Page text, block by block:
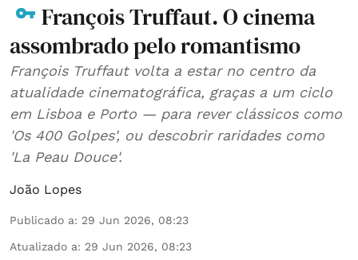
François Truffaut. O cinema
assombrado pelo romantismo
François Truffaut volta a estar no centro da
atualidade cinematográfica, graças a um ciclo
em Lisboa e Porto — para rever clássicos como
'Os 400 Golpes', ou descobrir raridades como
'La Peau Douce'.
João Lopes
Publicado a: 29 Jun 2026, 08:23
Atualizado a: 29 Jun 2026, 08:23